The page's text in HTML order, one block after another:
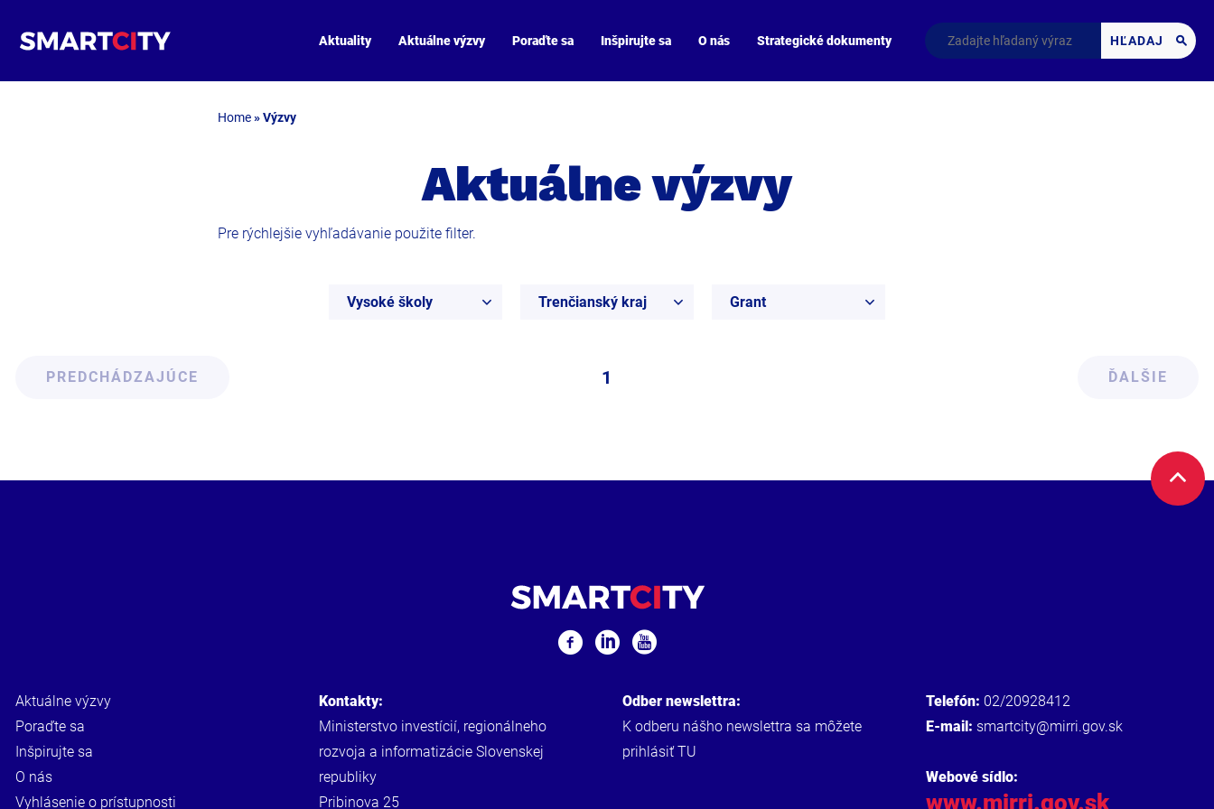
Aktuality Aktuálne výzvy Poraďte sa Inšpirujte sa O nás Strategické dokumenty HĽADAJ
Home»Výzvy
Aktuálne výzvy
Pre rýchlejšie vyhľadávanie použite filter.
Vysoké školy Trenčianský kraj Grant
PREDCHÁDZAJÚCE 1 ĎALŠIE
Aktuálne výzvy
Poraďte sa
Inšpirujte sa
O nás
Vyhlásenie o prístupnosti
Kontakty:
Ministerstvo investícií, regionálneho
rozvoja a informatizácie Slovenskej
republiky
Pribinova 25
Odber newslettra:
K odberu nášho newslettra sa môžete
prihlásiťTU
Telefón: 02/20928412
E-mail: smartcity@mirri.gov.sk
Webové sídlo:
www.mirri.gov.sk